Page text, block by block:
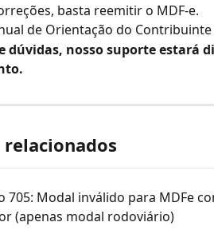
basta reemitir o MDF-e.
de Orientação do Contribuinte
dúvidas, nosso suporte estará
705: Modal inválido para MDFe
(apenas modal rodoviário)